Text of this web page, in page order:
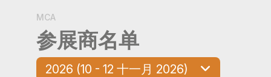
MCA
参展商名单
2026 (10 - 12 十一月 2026)